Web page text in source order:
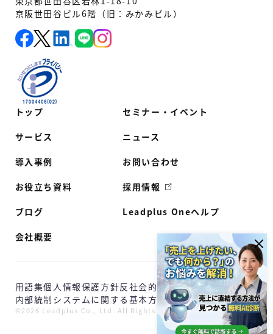
トップ
サービス
導入事例
お役立ち資料
ブログ
会社概要
セミナー・イベント
ニュース
お問い合わせ
採用情報
Leadplus Oneヘルプ
京阪世田谷ビル6階（旧：みかみビル）
©2026 Leadplus Co., Ltd. All Rights Reserved.
用語集個人情報保護方針反社会的勢力に対する基本方針
内部統制システムに関する基本方針